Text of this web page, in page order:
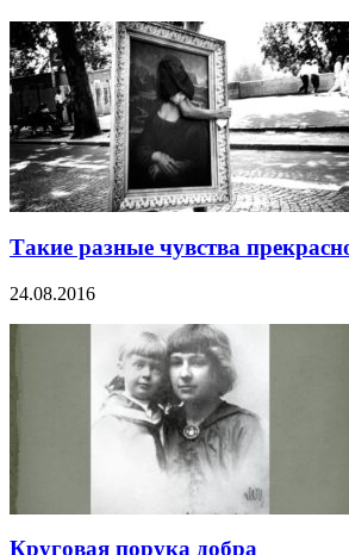
Такие разные чувства
24.08.2016
Круговая порука добра